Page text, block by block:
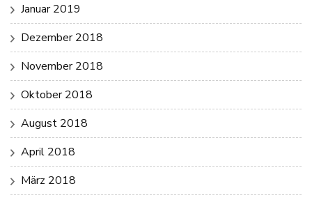
Januar 2019
Dezember 2018
November 2018
Oktober 2018
August 2018
April 2018
März 2018